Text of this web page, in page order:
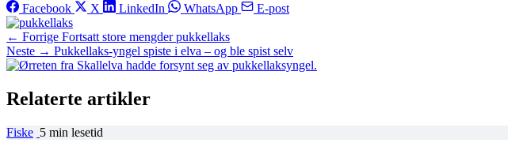
Facebook
X LinkedIn WhatsApp E-post
← Forrige Fortsatt store mengder pukkellaks
Neste → Pukkellaks-yngel spiste i elva – og ble spist selv
Relaterte artikler
Fiske 5 min lesetid